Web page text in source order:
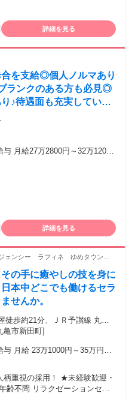
給与は経験・能力により異な
詳細を見る
を支給◎個人ノルマあり
ランクのある方も必見◎
♪待遇面も充実していて
容師、正社員】
与 月給27万2800円～32万1200
円）を支給し、超過分は別
詳細を見る
ェンシー ラフィネ ゆめタウン丸
の手に癒やしの技を身に
本中どこでも働けるセラ
せんか。
徒歩約21分、ＪＲ予讃線 丸亀
Ｒ予讃線 金蔵寺徒歩約42分
亀市新田町]
与 月給 23万1000円～35万円
固定残業時間を超えた勤務時
与（社内規
費：通勤交通費
柄重視の採用！ ★未経験歓迎・
ションセラ